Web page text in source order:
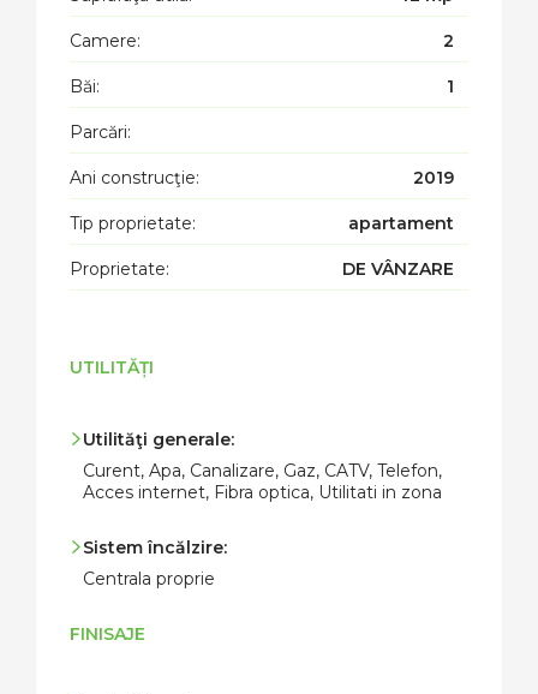
Camere: 2
Băi: 1
Parcări:
Ani construcţie: 2019
Tip proprietate: apartament
Proprietate: DE VÂNZARE
UTILITĂȚI
Utilităţi generale:
Curent, Apa, Canalizare, Gaz, CATV, Telefon,
Acces internet, Fibra optica, Utilitati in zona
Sistem încălzire:
Centrala proprie
FINISAJE